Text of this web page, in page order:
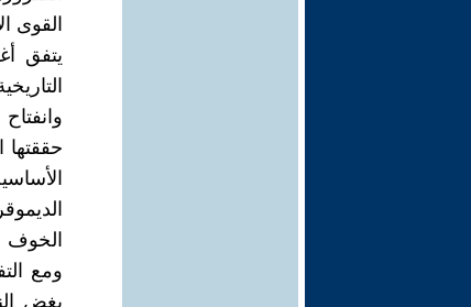
القوى
يتفق
الخوف
ومع
بغض